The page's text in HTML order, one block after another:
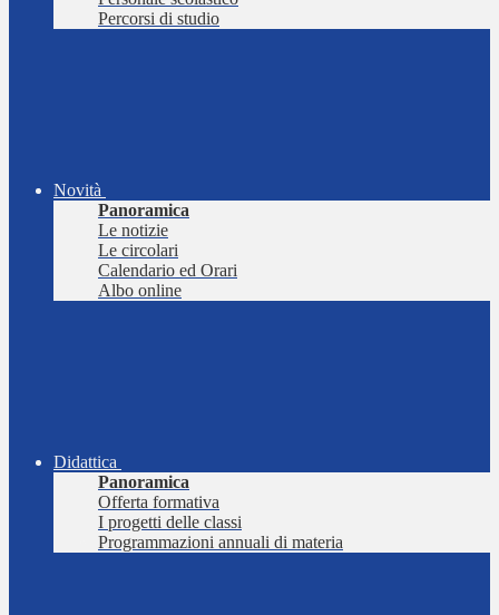
Percorsi di studio
Novità
Panoramica
Le notizie
Le circolari
Calendario ed Orari
Albo online
Didattica
Panoramica
Offerta formativa
I progetti delle classi
Programmazioni annuali di materia